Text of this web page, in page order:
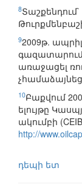
8Տաշքենդում`
92009թ.
առաջացել
10Բաքվում
ելույթը
ակումբի
http://
դեպի ետ